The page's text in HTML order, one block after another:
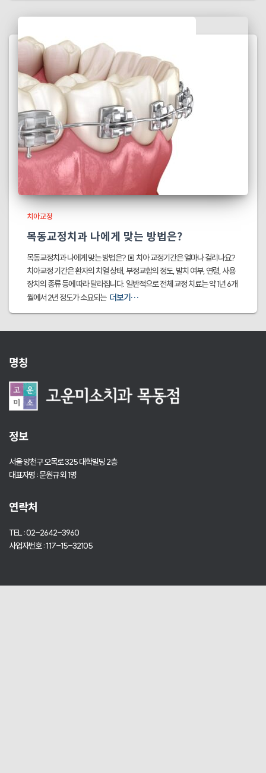
치아교정
목동교정치과 나에게 맞는 방법은?
목동교정치과 나에게 맞는 방법은? ▣ 치아 교정기간은 얼마나 걸리나요?
치아교정 기간은 환자의 치열 상태, 부정교합의 정도, 발치 여부, 연령, 사용
장치의 종류 등에 따라 달라집니다. 일반적으로 전체 교정 치료는 약 1년 6개
월에서 2년 정도가 소요되는 더보기…
명칭
정보
서울 양천구 오목로 325 대학빌딩 2층
대표자명 : 문원규 외 1명
연락처
TEL : 02-2642-3960
사업자번호 : 117-15-32105